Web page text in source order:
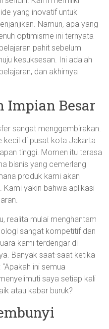
yang inovatif untuk
Namun, apa yang
optimisme ini ternyata
pahit sebelum
kesuksesan. Ini adalah
dan akhirnya
Impian Besar
sangat menggembirakan.
kecil di pusat kota Jakarta
tinggi. Momen itu terasa
bisnis yang cemerlang
produk kami akan
Kami yakin bahwa aplikasi
realita mulai menghantam
sangat kompetitif dan
kami terdengar di
Banyak saat-saat ketika
ini semua
saya setiap kali
atau kabar buruk?